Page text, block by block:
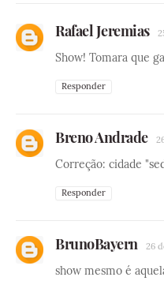
Rafael Jeremias
Show! Tomara que
Responder
Breno Andrade
Correção: cidade
Responder
BrunoBayern 26
show mesmo é